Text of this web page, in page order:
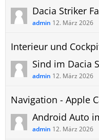
admin 12. März 2026
Interieur und
admin 12. März 2026
admin 12. März 2026